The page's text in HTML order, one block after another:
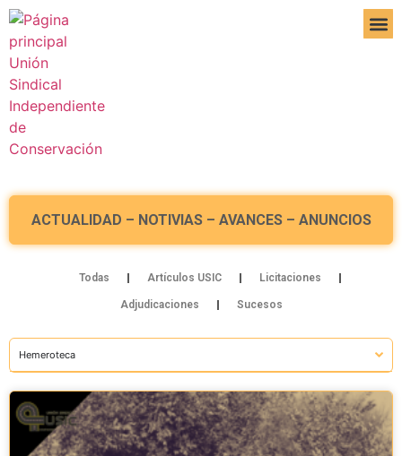
ACTUALIDAD – NOTIVIAS – AVANCES – ANUNCIOS
Todas Artículos USIC Licitaciones
Adjudicaciones Sucesos
Hemeroteca